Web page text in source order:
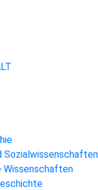
Sozialwissenschaften